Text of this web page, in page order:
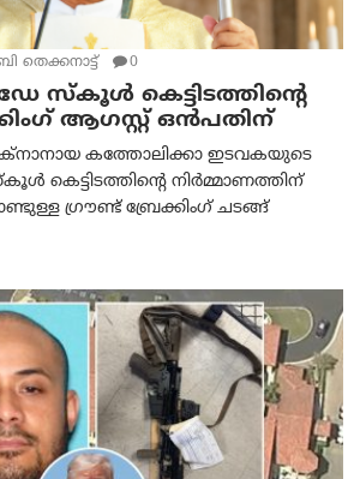
തെക്കനാട്ട് 0
സ്കൂൾ കെട്ടിടത്തിന്റെ
ആഗസ്റ്റ് ഒൻപതിന്
കത്തോലിക്കാ ഇടവകയുടെ
നിർമ്മാണത്തിന്
ഗ്രൗണ്ട് ബ്രേക്കിംഗ് ചടങ്ങ്